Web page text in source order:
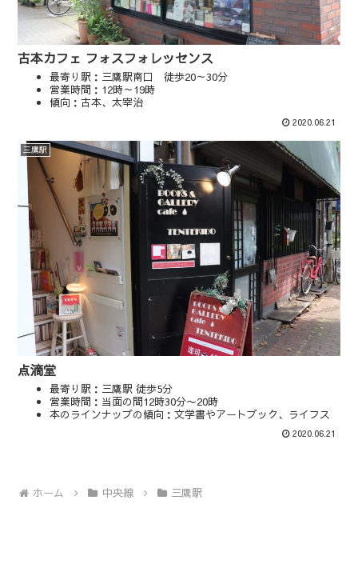
古本カフェ フォスフォレッセンス
最寄り駅：三鷹駅南口 徒歩20～30分
営業時間：12時～19時
傾向：古本、太宰治
2020.06.21
三鷹駅
点滴堂
最寄り駅：三鷹駅 徒歩5分
営業時間：当面の間12時30分〜20時
本のラインナップの傾向：文学書やアートブック、ライフス
2020.06.21
ホーム 中央線 三鷹駅